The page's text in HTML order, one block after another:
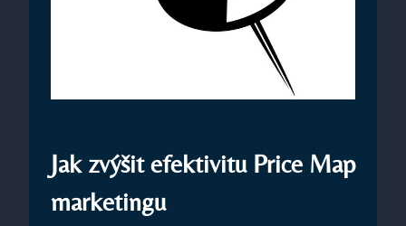
Jak zvýšit efektivitu Price Map
marketingu